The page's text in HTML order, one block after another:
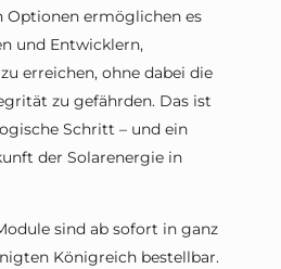
Optionen ermöglichen es
und Entwicklern,
erreichen, ohne dabei die
zu gefährden. Das ist
Schritt – und ein
der Solarenergie in
sind ab sofort in ganz
Königreich bestellbar.